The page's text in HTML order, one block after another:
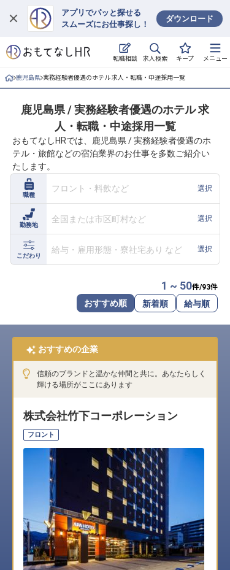
アプリでパッと探せる
スムーズにお仕事探し！
ダウンロード
転職相談 求人検索 キープ メニュー
ログイン
求人・施設を探す
就職・転職 合同説明会
おもてなしHRについて
ご利用の流れ
よくある質問
ホテル・宿泊業界情報コラム
転職サポートに申し込む
採用をお考えの企業様へ
鹿児島県 実務経験者優遇のホテル 求人・転職・中途採用一覧
鹿児島県 / 実務経験者優遇のホテル 求
人・転職・中途採用一覧
おもてなしHRでは、鹿児島県 / 実務経験者優遇のホ
テル・旅館などの宿泊業界のお仕事を多数ご紹介い
たします。
職種
フロント・料飲など 選択
勤務地
全国または市区町村など 選択
こだわり
給与・雇用形態・寮社宅あり など 選択
1 ~ 50件/93件
おすすめ順 新着順 給与順
おすすめの企業
信頼のブランドと温かな仲間と共に。あなたらしく
輝ける場所がここにあります
株式会社竹下コーポレーション
フロント